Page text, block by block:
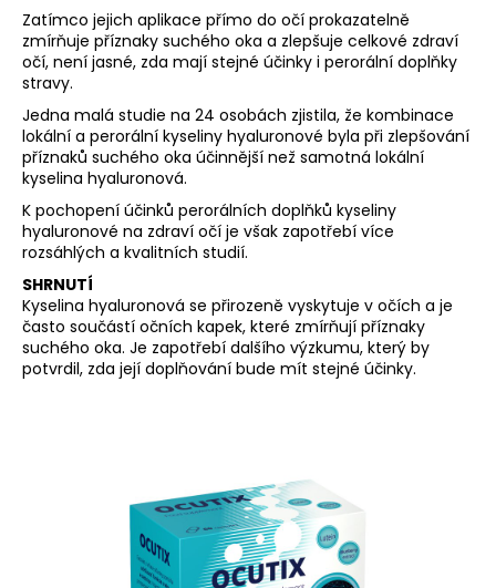
Zatímco jejich aplikace přímo do očí prokazatelně
zmírňuje příznaky suchého oka a zlepšuje celkové zdraví
očí, není jasné, zda mají stejné účinky i perorální doplňky
stravy.
Jedna malá studie na 24 osobách zjistila, že kombinace
lokální a perorální kyseliny hyaluronové byla při zlepšování
příznaků suchého oka účinnější než samotná lokální
kyselina hyaluronová.
K pochopení účinků perorálních doplňků kyseliny
hyaluronové na zdraví očí je však zapotřebí více
rozsáhlých a kvalitních studií.
SHRNUTÍ
Kyselina hyaluronová se přirozeně vyskytuje v očích a je
často součástí očních kapek, které zmírňují příznaky
suchého oka. Je zapotřebí dalšího výzkumu, který by
potvrdil, zda její doplňování bude mít stejné účinky.